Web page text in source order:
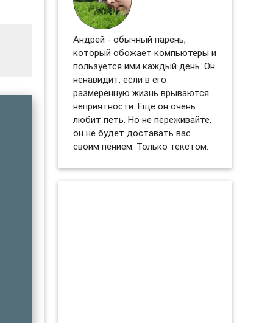
Андрей - обычный парень,
который обожает компьютеры и
пользуется ими каждый день. Он
ненавидит, если в его
размеренную жизнь врываются
неприятности. Еще он очень
любит петь. Но не переживайте,
он не будет доставать вас
своим пением. Только текстом.